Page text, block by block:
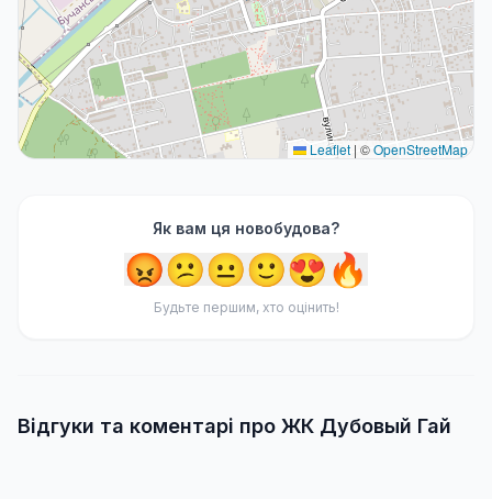
Leaflet | ©OpenStreetMap
Як вам ця новобудова?
😡😕😐🙂😍🔥
Будьте першим, хто оцінить!
Відгуки та коментарі про ЖК Дубовый Гай